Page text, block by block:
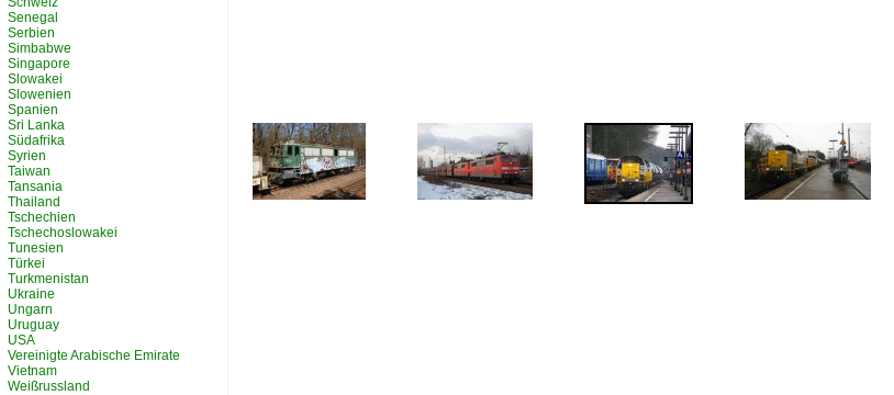
Senegal
Serbien
Simbabwe
Singapore
Slowakei
Slowenien
Spanien
Sri Lanka
Südafrika
Syrien
Taiwan
Tansania
Thailand
Tschechien
Tschechoslowakei
Tunesien
Türkei
Turkmenistan
Ukraine
Ungarn
Uruguay
USA
Vereinigte Arabische Emirate
Vietnam
Weißrussland